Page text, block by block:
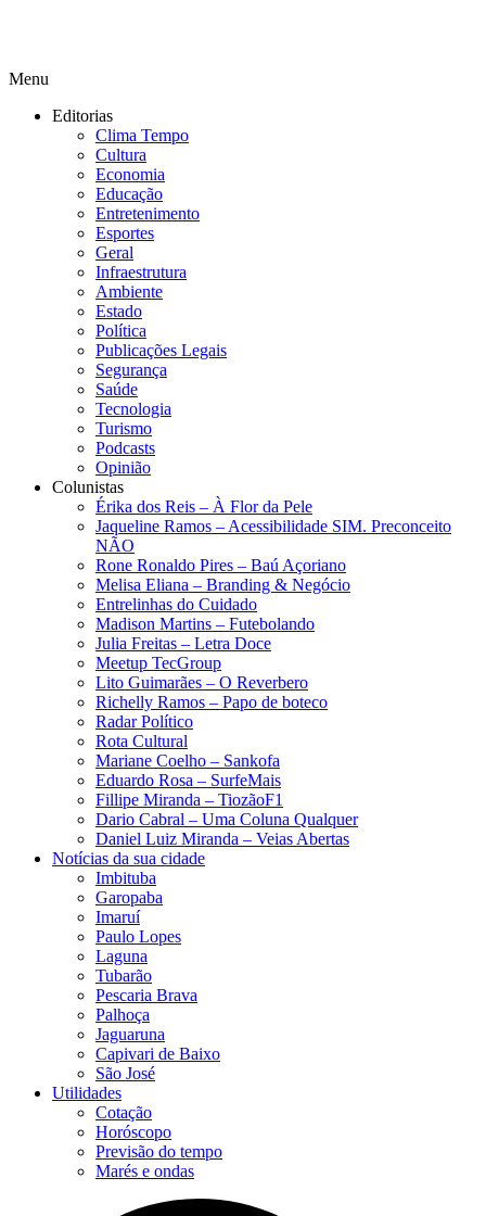
Menu
Editorias
Clima Tempo
Cultura
Economia
Educação
Entretenimento
Esportes
Geral
Infraestrutura
Ambiente
Estado
Política
Publicações Legais
Segurança
Saúde
Tecnologia
Turismo
Podcasts
Opinião
Colunistas
Érika dos Reis​ – À Flor da Pele
Jaqueline Ramos – Acessibilidade SIM. Preconceito
NÃO
Rone Ronaldo Pires – Baú Açoriano
Melisa Eliana – Branding & Negócio
Entrelinhas do Cuidado
Madison Martins – Futebolando
Julia Freitas​ – Letra Doce
Meetup TecGroup
Lito Guimarães – O Reverbero
Richelly Ramos​ – Papo de boteco
Radar Político
Rota Cultural
Mariane Coelho – Sankofa
Eduardo Rosa​ – SurfeMais
Fillipe Miranda – TiozãoF1
Dario Cabral – Uma Coluna Qualquer
Daniel Luiz Miranda – Veias Abertas
Notícias da sua cidade
Imbituba
Garopaba
Imaruí
Paulo Lopes
Laguna
Tubarão
Pescaria Brava
Palhoça
Jaguaruna
Capivari de Baixo
São José
Utilidades
Cotação
Horóscopo
Previsão do tempo
Marés e ondas